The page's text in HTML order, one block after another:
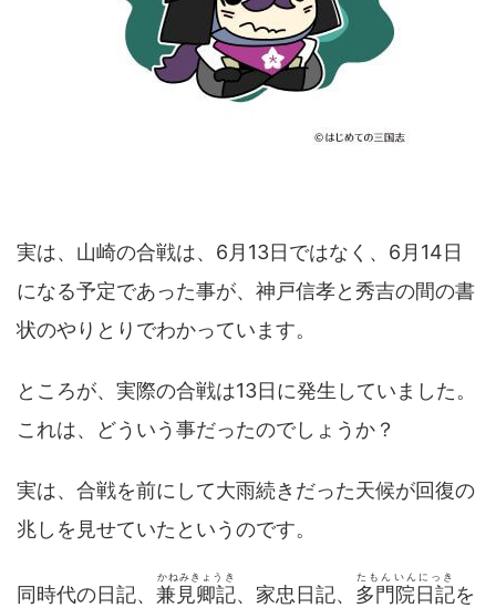
実は、山崎の合戦は、6月13日ではなく、6月14日
になる予定であった事が、神戸信孝と秀吉の間の書
状のやりとりでわかっています。
ところが、実際の合戦は13日に発生していました。
これは、どういう事だったのでしょうか？
実は、合戦を前にして大雨続きだった天候が回復の
兆しを見せていたというのです。
同時代の日記、 兼見卿記
かねみきょうき
、家忠日記、 多門院日記
たもんいんにっき
を